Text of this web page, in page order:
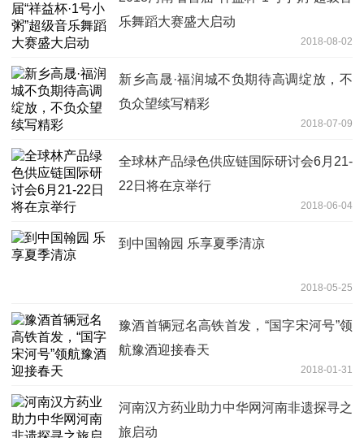
乐舞蹈大赛盛大启动
2018-08-02
新乡高晟·福润城不负期待高调绽放，不
负众望续写精彩
2018-07-09
全球林产品绿色供应链国际研讨会6月21-
22日将在京举行
2018-06-04
到中国翰园 乐享夏季清凉
2018-05-25
豫酒首辆冠名高铁首发，“国字宋河号”领
航豫酒迎接春天
2018-01-31
河南汉方药业助力中华网河南非遗探寻之
旅启动